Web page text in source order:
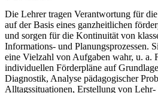
Die Lehrer tragen Verantwortung für
auf der Basis eines ganzheitlichen
und sorgen für die Kontinuität von
Informations- und Planungsprozessen.
eine Vielzahl von Aufgaben wahr, u. a.
individuellen Förderpläne auf
Diagnostik, Analyse pädagogischer
Alltagssituationen, Erstellung von